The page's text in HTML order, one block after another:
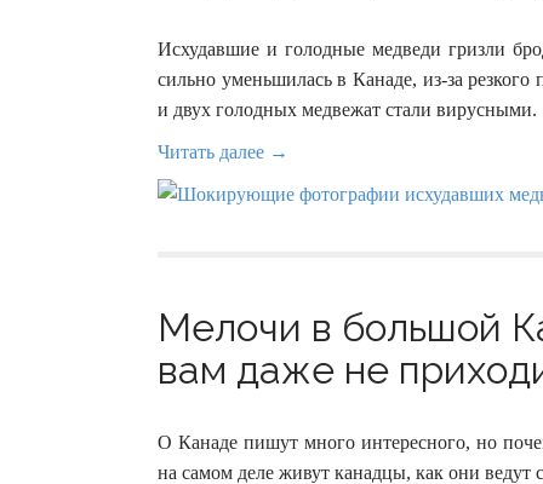
Исхудавшие и голодные медведи гризли
сильно уменьшилась в Канаде, из-за
и двух голодных медвежат стали вирусными.
Читать далее →
Мелочи в большой
вам даже не
О Канаде пишут много интересного, но
на самом деле живут канадцы, как они ведут